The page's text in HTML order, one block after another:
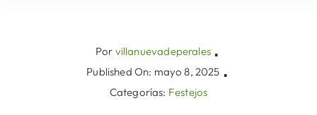
AyuntamientoPor villanuevadeperales ▪
Published On: mayo 8, 2025 ▪
Categorías: Festejos